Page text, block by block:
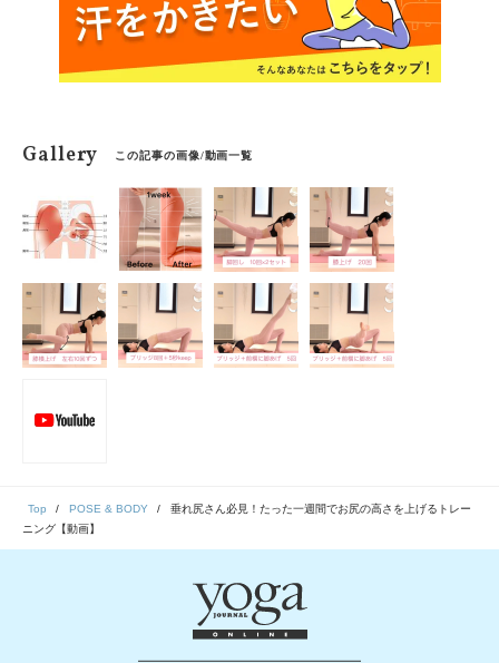
Gallery この記事の画像/動画一覧
Top POSE & BODY
垂れ尻さん必見！たった一週間でお尻の高さを上げるトレー
ニング【動画】